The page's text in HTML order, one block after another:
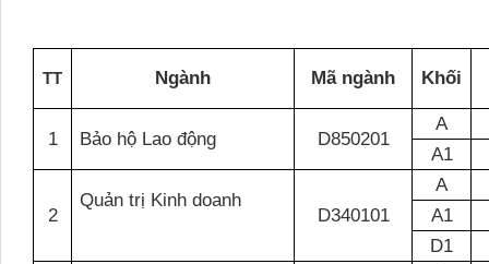
TT Ngành Mã ngành Khối
1 Bảo hộ Lao động D850201
A
A1
2
Quản trị Kinh doanh
D340101
A
A1
D1